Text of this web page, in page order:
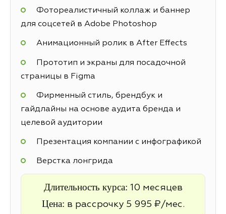
Фотореалистичный коллаж и баннер
для соцсетей в Adobe Photoshop
Анимационный ролик в After Effects
Прототип и экраны для посадочной
страницы в Figma
Фирменный стиль, брендбук и
гайдлайны на основе аудита бренда и
целевой аудитории
Презентация компании с инфографикой
Верстка лонгрида
Длительность курса: 10 месяцев
Цена: в рассрочку 5 995 ₽/мес.